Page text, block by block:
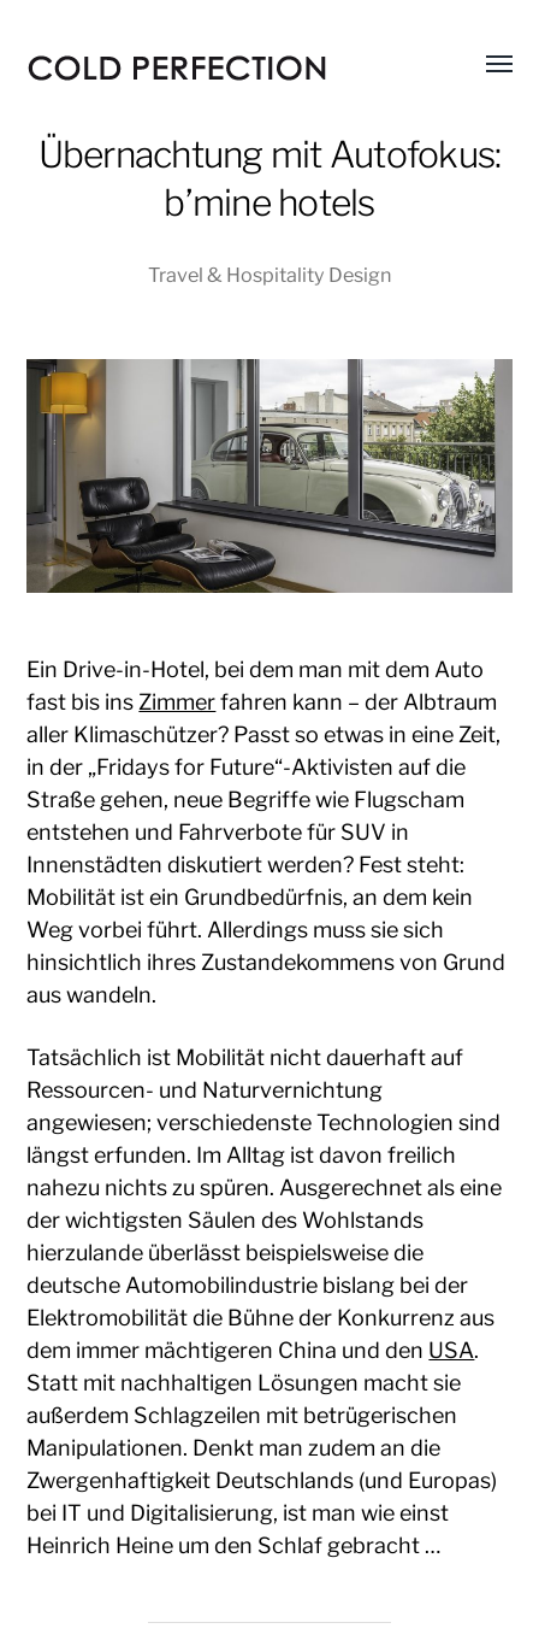
PERFECTION
Menü
Übernachtung mit Autofokus:
b’mine hotels
Travel & Hospitality Design
Ein Drive-in-Hotel, bei dem man mit dem Auto
fast bis ins Zimmerfahren kann – der Albtraum
aller Klimaschützer? Passt so etwas in eine Zeit,
in der „Fridays for Future“-Aktivisten auf die
Straße gehen, neue Begriffe wie Flugscham
entstehen und Fahrverbote für SUV in
Innenstädten diskutiert werden? Fest steht:
Mobilität ist ein Grundbedürfnis, an dem kein
Weg vorbei führt. Allerdings muss sie sich
hinsichtlich ihres Zustandekommens von Grund
aus wandeln.
Tatsächlich ist Mobilität nicht dauerhaft auf
Ressourcen- und Naturvernichtung
angewiesen; verschiedenste Technologien sind
längst erfunden. Im Alltag ist davon freilich
nahezu nichts zu spüren. Ausgerechnet als eine
der wichtigsten Säulen des Wohlstands
hierzulande überlässt beispielsweise die
deutsche Automobilindustrie bislang bei der
Elektromobilität die Bühne der Konkurrenz aus
dem immer mächtigeren China und den USA.
Statt mit nachhaltigen Lösungen macht sie
außerdem Schlagzeilen mit betrügerischen
Manipulationen. Denkt man zudem an die
Zwergenhaftigkeit Deutschlands (und Europas)
bei IT und Digitalisierung, ist man wie einst
Heinrich Heine um den Schlaf gebracht …